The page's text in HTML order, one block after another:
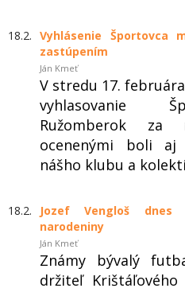
18.2. Vyhlásenie Športovca
zastúpením
Ján Kmeť
V stredu 17.
vyhlasovanie
Ružomberok za
ocenenými boli
nášho klubu a
18.2.
Jozef Vengloš dnes
narodeniny
Ján Kmeť
Známy bývalý
držiteľ